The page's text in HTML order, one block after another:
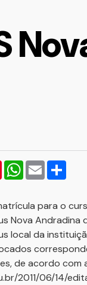
PinterestWhatsApp
Email
para o
Nova Andradina
local da
de acordo com
2011/06/14/